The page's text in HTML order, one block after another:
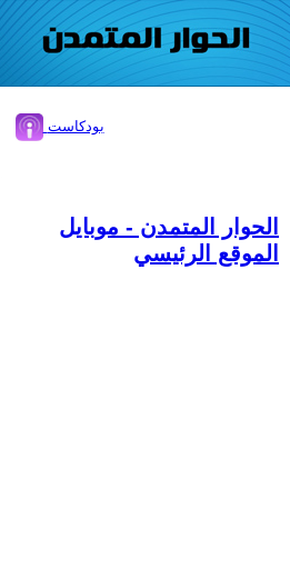
بودكاست
الحوار المتمدن - موبايل
الموقع الرئيسي